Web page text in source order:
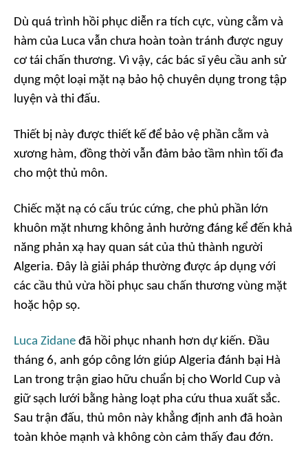
Dù quá trình hồi phục diễn ra tích cực, vùng cằm và
hàm của Luca vẫn chưa hoàn toàn tránh được nguy
cơ tái chấn thương. Vì vậy, các bác sĩ yêu cầu anh sử
dụng một loại mặt nạ bảo hộ chuyên dụng trong tập
luyện và thi đấu.
Thiết bị này được thiết kế để bảo vệ phần cằm và
xương hàm, đồng thời vẫn đảm bảo tầm nhìn tối đa
cho một thủ môn.
Chiếc mặt nạ có cấu trúc cứng, che phủ phần lớn
khuôn mặt nhưng không ảnh hưởng đáng kể đến khả
năng phản xạ hay quan sát của thủ thành người
Algeria. Đây là giải pháp thường được áp dụng với
các cầu thủ vừa hồi phục sau chấn thương vùng mặt
hoặc hộp sọ.
Luca Zidane đã hồi phục nhanh hơn dự kiến. Đầu
tháng 6, anh góp công lớn giúp Algeria đánh bại Hà
Lan trong trận giao hữu chuẩn bị cho World Cup và
giữ sạch lưới bằng hàng loạt pha cứu thua xuất sắc.
Sau trận đấu, thủ môn này khẳng định anh đã hoàn
toàn khỏe mạnh và không còn cảm thấy đau đớn.